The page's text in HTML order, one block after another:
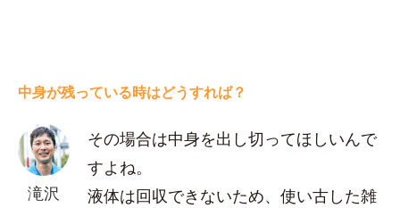
中身が残っている時はどうすれば？
滝沢
その場合は中身を出し切ってほしいんで
すよね。
液体は回収できないため、使い古した雑